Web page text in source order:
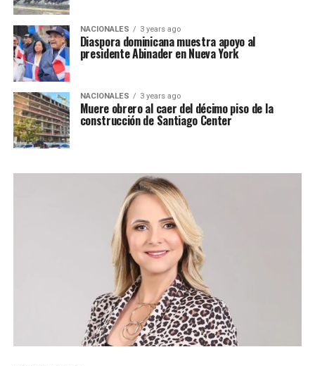
NACIONALES 3 years ago
Diaspora dominicana muestra apoyo al
presidente Abinader en Nueva York
NACIONALES 3 years ago
Muere obrero al caer del décimo piso de la
construcción de Santiago Center